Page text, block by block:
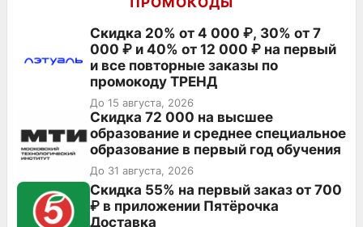
Скидка 20% от 4 000 ₽, 30% от 7
000 ₽ и 40% от 12 000 ₽ на первый
и все повторные заказы по
промокоду ТРЕНД
До 15 августа, 2026
Скидка 72 000 на высшее
образование и среднее специальное
образование в первый год обучения
До 31 августа, 2026
Скидка 55% на первый заказ от 700
₽ в приложении Пятёрочка
Доставка